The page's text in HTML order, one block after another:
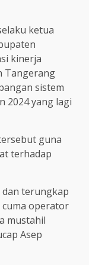
ketua
kinerja
Tangerang
sistem
2024 yang lagi
guna
terhadap
terungkap
cuma operator
mustahil
Asep